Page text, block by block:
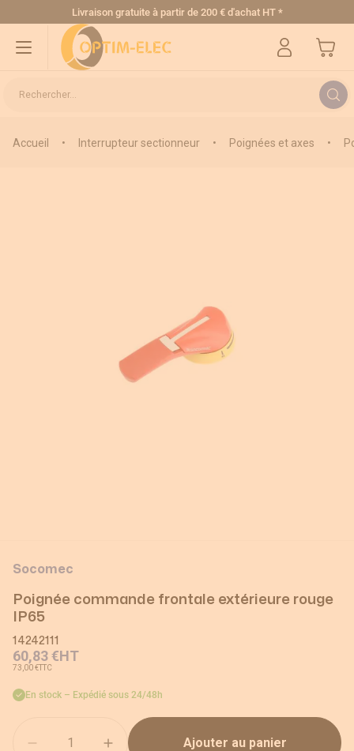
Allez au contenuLivraison gratuite à partir de 200 € d'achat HT *
Mon
Rechercher...
Accueil • Interrupteur sectionneur • Poignées et axes •
Socomec
Poignée commande frontale extérieure rouge
IP65
14242111
60,83 €HT
73,00 €TTC
En stock – Expédié sous 24/48h
Ajouter au panier